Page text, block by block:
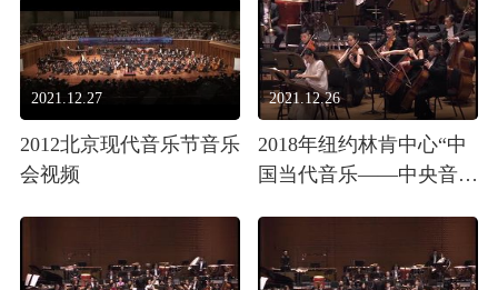
礼！
2021.12.27
2012北京现代音乐节音乐
会视频
2021.12.26
2018年纽约林肯中心“中
国当代音乐——中央音乐